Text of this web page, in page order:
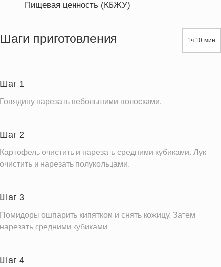
Пищевая ценность (КБЖУ)
Жиры
Информация для одной порции
Шаги приготовления 1ч 10 мин
Шаг 1
Говядину нарезать небольшими полосками.
Шаг 2
Картофель очистить и нарезать средними кубиками. Лук
очистить и нарезать полукольцами.
Шаг 3
Помидоры ошпарить кипятком и снять кожицу. Затем
нарезать средними кубиками.
Шаг 4